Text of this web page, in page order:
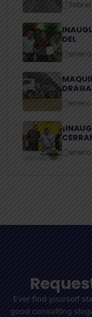
DEL
Reques
Ever find yourself
good consulting